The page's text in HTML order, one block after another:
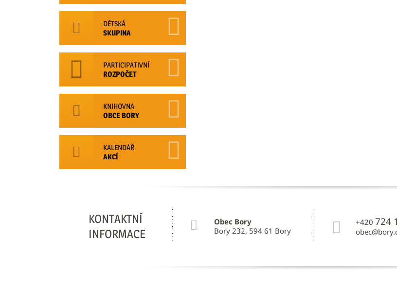
DĚTSKÁ
SKUPINA
PARTICIPATIVNÍ
ROZPOČET
KNIHOVNA
OBCE BORY
KALENDÁŘ
AKCÍ
KONTAKTNÍ
INFORMACE
Obec Bory
Bory 232, 594 61 Bory
+420724